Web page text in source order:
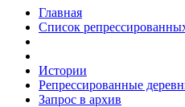
Главная
Список
Истории
Репрессированные
Запрос в архив